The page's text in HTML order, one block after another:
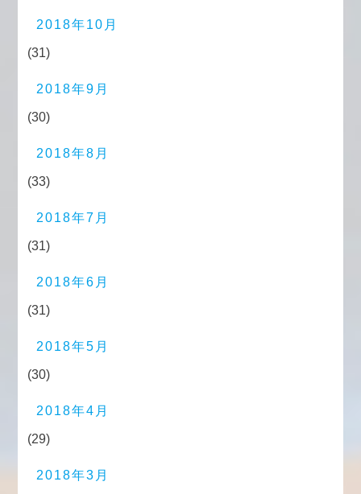
2018年10月
(31)
2018年9月
(30)
2018年8月
(33)
2018年7月
(31)
2018年6月
(31)
2018年5月
(30)
2018年4月
(29)
2018年3月